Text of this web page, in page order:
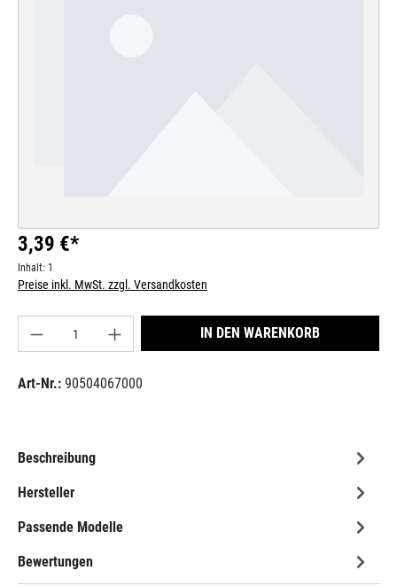
3,39 €*
Inhalt: 1
Preise inkl. MwSt. zzgl. Versandkosten
Produkt Anzahl: Gib den gewünschten Wert
IN DEN WARENKORB
Art-Nr.: 90504067000
Beschreibung
Hersteller
Passende Modelle
Bewertungen